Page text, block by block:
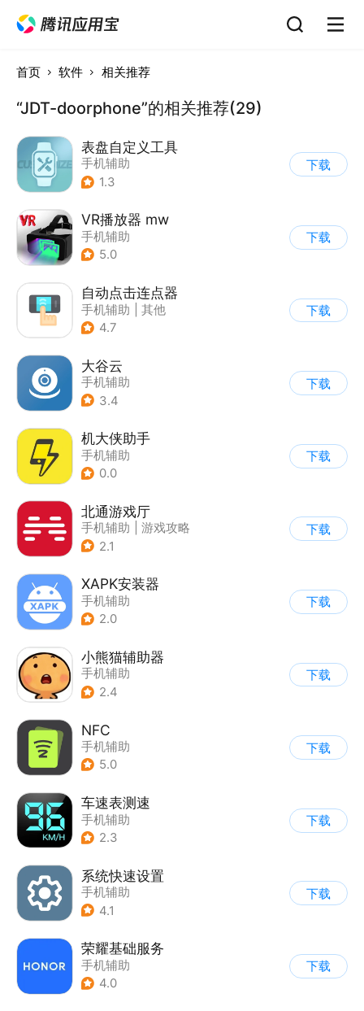
首页 软件 相关推荐
“JDT-doorphone”的相关推荐(29)
表盘自定义工具
手机辅助
1.3
下载
VR播放器 mw
手机辅助
5.0
下载
自动点击连点器
手机辅助
其他
4.7
下载
大谷云
手机辅助
3.4
下载
机大侠助手
手机辅助
0.0
下载
北通游戏厅
手机辅助
游戏攻略
2.1
下载
XAPK安装器
手机辅助
2.0
下载
小熊猫辅助器
手机辅助
2.4
下载
NFC
手机辅助
5.0
下载
车速表测速
手机辅助
2.3
下载
系统快速设置
手机辅助
4.1
下载
荣耀基础服务
手机辅助
4.0
下载